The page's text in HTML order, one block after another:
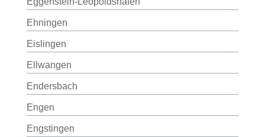
Ehningen
Eislingen
Ellwangen
Endersbach
Engen
Engstingen